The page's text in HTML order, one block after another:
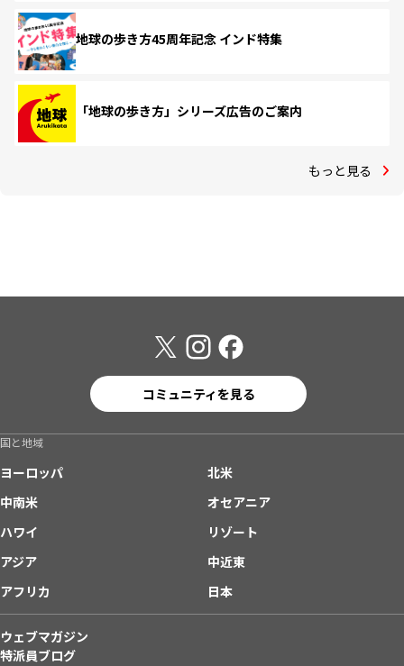
地球の歩き方45周年記念 インド特集
「地球の歩き方」シリーズ広告のご案内
もっと見る
コミュニティを見る
国と地域
ヨーロッパ
北米
中南米
オセアニア
ハワイ
リゾート
アジア
中近東
アフリカ
日本
ウェブマガジン
特派員ブログ